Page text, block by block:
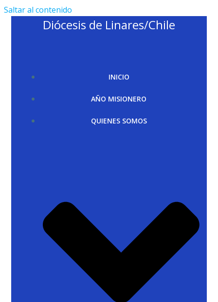
Saltar al contenido
Diócesis de Linares/Chile
INICIO
AÑO MISIONERO
QUIENES SOMOS